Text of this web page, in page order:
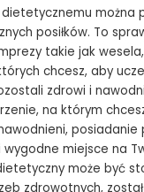
można
posiłków. To
takie jak
chcesz, aby
zdrowi i
na którym
posiadanie
wygodne miejsce na
może być
zdrowotnych,